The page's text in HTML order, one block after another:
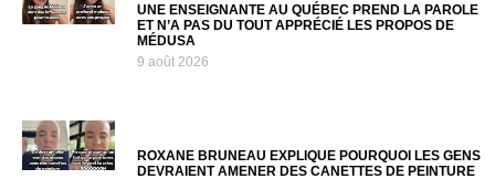
UNE ENSEIGNANTE AU QUÉBEC PREND LA PAROLE
ET N’A PAS DU TOUT APPRÉCIÉ LES PROPOS DE
MÉDUSA
9 août 2026
ROXANE BRUNEAU EXPLIQUE POURQUOI LES GENS
DEVRAIENT AMENER DES CANETTES DE PEINTURE